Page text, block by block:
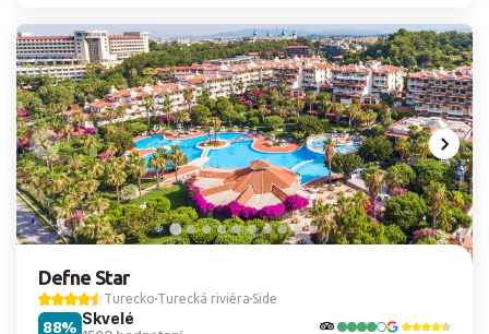
Defne Star
Turecko Turecká riviéra Side
Skvelé
88%